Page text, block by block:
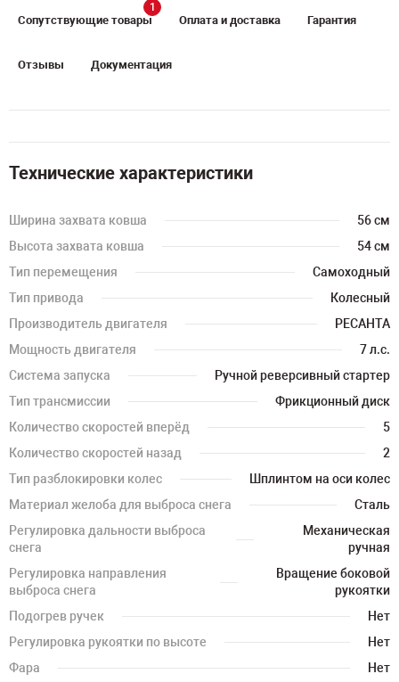
Сопутствующие товары
1
Оплата и доставка Гарантия
Отзывы Документация
Технические характеристики
Ширина захвата ковша
56 см
Высота захвата ковша
54 см
Тип перемещения
Самоходный
Тип привода
Колесный
Производитель двигателя
РЕСАНТА
Мощность двигателя
7 л.с.
Система запуска
Ручной реверсивный стартер
Тип трансмиссии
Фрикционный диск
Количество скоростей вперёд
5
Количество скоростей назад
2
Тип разблокировки колес
Шплинтом на оси колес
Материал желоба для выброса снега
Сталь
Регулировка дальности выброса
снега
Механическая
ручная
Регулировка направления
выброса снега
Вращение боковой
рукоятки
Подогрев ручек
Нет
Регулировка рукоятки по высоте
Нет
Фара
Нет